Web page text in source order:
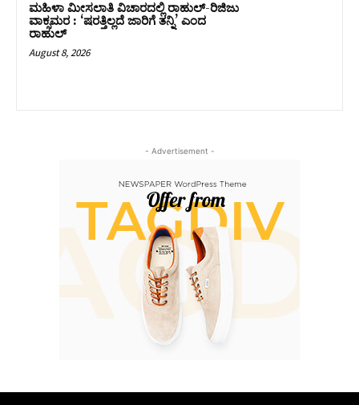
ಮಹಿಳಾ ಮೀಸಲಾತಿ ವಿಚಾರದಲ್ಲಿ ರಾಹುಲ್‌-ರಿಜಿಜು
ವಾಕ್ಸಮರ : ‘ಷರತ್ತಿಲ್ಲದೆ ಜಾರಿಗೆ ತನ್ನಿ’ ಎಂದ
ರಾಹುಲ್‌
August 8, 2026
- Advertisement -